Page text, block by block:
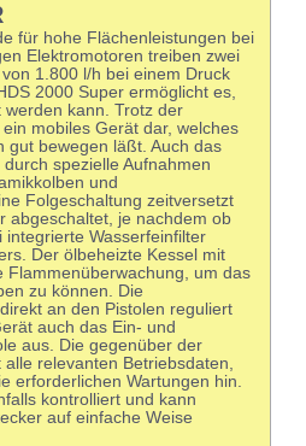
für hohe Flächenleistungen bei
Elektromotoren treiben zwei
1.800 l/h bei einem Druck
2000 Super ermöglicht es,
kann. Trotz der
mobiles Gerät dar, welches
gut bewegen läßt. Auch das
spezielle Aufnahmen
und
Folgeschaltung zeitversetzt
abgeschaltet, je nachdem ob
Wasserfeinfilter
Der ölbeheizte Kessel mit
Flammenüberwachung, um das
zu können. Die
an den Pistolen reguliert
auch das Ein- und
aus. Die gegenüber der
relevanten Betriebsdaten,
erforderlichen Wartungen hin.
kontrolliert und kann
auf einfache Weise